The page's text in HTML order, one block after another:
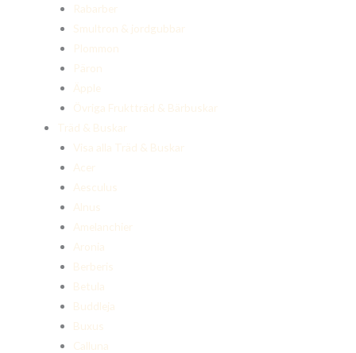
Rabarber
Smultron & jordgubbar
Plommon
Päron
Äpple
Övriga Fruktträd & Bärbuskar
Träd & Buskar
Visa alla Träd & Buskar
Acer
Aesculus
Alnus
Amelanchier
Aronia
Berberis
Betula
Buddleja
Buxus
Calluna